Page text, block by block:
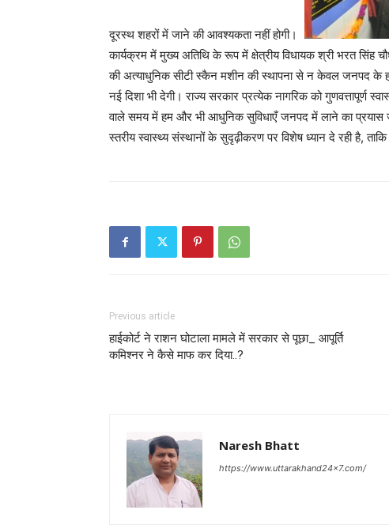
दूरस्थ शहरों में जाने की आवश्यकता नहीं होगी।
कार्यक्रम में मुख्य अतिथि के रूप में क्षेत्रीय विधायक श्री भरत सिंह
की अत्याधुनिक सीटी स्कैन मशीन की स्थापना से न केवल जनपद के
नई दिशा भी देगी। राज्य सरकार प्रत्येक नागरिक को गुणवत्तापूर्ण
वाले समय में हम और भी आधुनिक सुविधाएँ जनपद में लाने का प्रयास
स्तरीय स्वास्थ्य संस्थानों के सुदृढ़ीकरण पर विशेष ध्यान दे रही है,
Previous article
हाईकोर्ट ने राशन घोटाला मामले में सरकार से पूछा_ आपूर्ति
कमिश्नर ने कैसे माफ कर दिया..?
Naresh Bhatt
https://www.uttarakhand24x7.com/